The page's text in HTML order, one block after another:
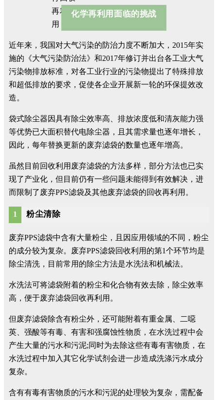
化学再利用面临的挑战
近年来，我国对大气污染的防治力度不断加大，2015年实
施的《大气污染防治法》和2017年修订并出台各工业大气
污染物排放标准，对各工业行业的污染物提出了特殊排放
和超低排放的要求，促使各企业开展新一轮的环保提效改
造。
袋式除尘器因具有除尘效率高、排放浓度低和清灰能力强
等优势已大面积替代电除尘器，且其需求量也逐年增长，
因此，每年替换更新的废弃滤袋的数量也逐年增高。
虽然目前回收利用废弃滤袋的方法多样，部分方法也已实
现了产业化，但目前仍有一些问题未能得到有效解决，进
而限制了废弃PPS滤袋及其他废弃滤袋的回收再利用。
1 粉尘清除
废弃PPS滤袋中含有大量粉尘，且因应用领域的不同，粉尘
的成分较为复杂。废弃PPS滤袋回收利用的第1个环节均是
除尘清洗，目前常用的除尘方法是水洗法和机械法。
水洗法可将滤袋附着的粉尘和化合物有效去除，除尘效率
高，便于废弃滤袋回收再利用。
但废弃滤袋除含有粉尘外，还可能附着有重金属、二噁
英、强酸等有毒、有害和强腐蚀性物质，在水洗过程中会
产生大量的污水和污泥;同时为去除这些有毒有害物质，在
水洗过程中加入其它化学试剂会进一步造成洗涤污水成分
复杂。
含有有毒有害物质的污水和污泥的处理较为复杂，需配备